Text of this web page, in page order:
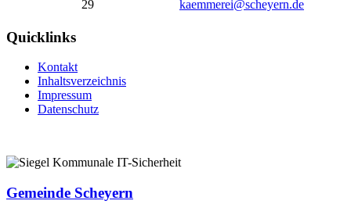
29
kaemmerei@scheyern.de
Quicklinks
Kontakt
Inhaltsverzeichnis
Impressum
Datenschutz
Gemeinde Scheyern